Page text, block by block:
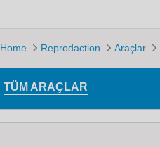
Home Reprodaction Araçlar
TÜM ARAÇLAR